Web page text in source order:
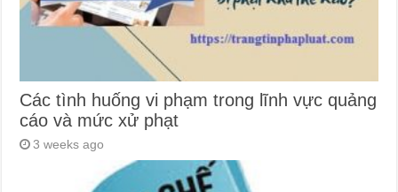
Các tình huống vi phạm trong lĩnh vực quảng
cáo và mức xử phạt
3 weeks ago